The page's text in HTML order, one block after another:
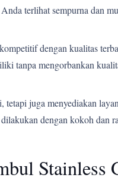
terlihat sempurna dan
dengan kualitas
tanpa mengorbankan
juga menyediakan
dengan kokoh dan
Stainless